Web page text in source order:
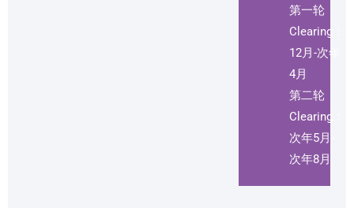
第一轮
Clearing：
12月-次年
4月
第二轮
Clearing：
次年5月-
次年8月